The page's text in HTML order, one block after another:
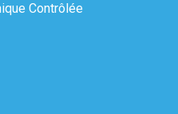
Contrôlée